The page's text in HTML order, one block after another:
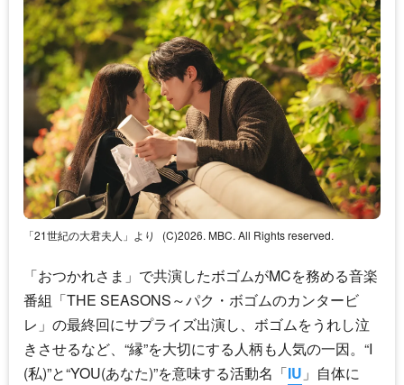
「21世紀の大君夫人」より (C)2026. MBC. All Rights reserved.
「おつかれさま」で共演したボゴムがMCを務める音楽
番組「THE SEASONS～パク・ボゴムのカンタービ
レ」の最終回にサプライズ出演し、ボゴムをうれし泣
きさせるなど、“縁”を大切にする人柄も人気の一因。“I
(私)”と“YOU(あなた)”を意味する活動名「IU 」自体に